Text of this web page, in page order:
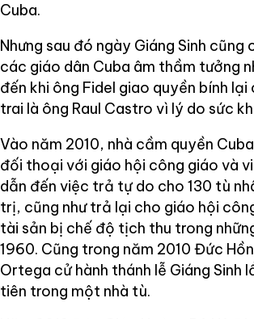
Cuba.
Nhưng sau đó ngày Giáng Sinh cũng
các giáo dân Cuba âm thầm tưởng
đến khi ông Fidel giao quyền bính lại
trai là ông Raul Castro vì lý do sức
Vào năm 2010, nhà cầm quyền
đối thoại với giáo hội công giáo và
dẫn đến việc trả tự do cho 130 tù
trị, cũng như trả lại cho giáo hội
tài sản bị chế độ tịch thu trong
1960. Cũng trong năm 2010 Đức
Ortega cử hành thánh lễ Giáng Sinh
tiên trong một nhà tù.